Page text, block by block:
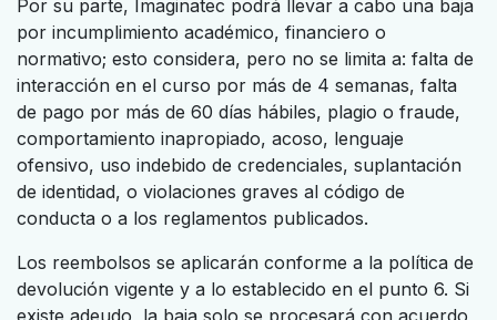
Por su parte, Imaginatec podrá llevar a cabo una baja
por incumplimiento académico, financiero o
normativo; esto considera, pero no se limita a: falta de
interacción en el curso por más de 4 semanas, falta
de pago por más de 60 días hábiles, plagio o fraude,
comportamiento inapropiado, acoso, lenguaje
ofensivo, uso indebido de credenciales, suplantación
de identidad, o violaciones graves al código de
conducta o a los reglamentos publicados.
Los reembolsos se aplicarán conforme a la política de
devolución vigente y a lo establecido en el punto 6. Si
existe adeudo, la baja solo se procesará con acuerdo